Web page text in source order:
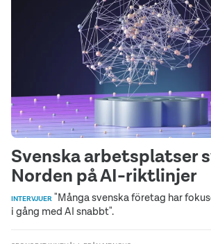
Svenska arbetsplatser
Norden på AI-riktlinjer
INTERVJUER "Många svenska företag har
i gång med AI snabbt".